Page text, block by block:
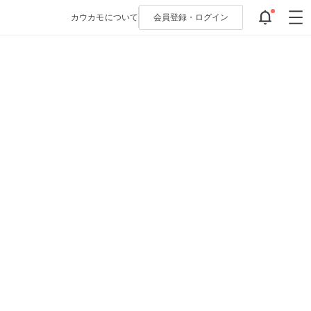
カウカモについて 会員登録・ ログイン